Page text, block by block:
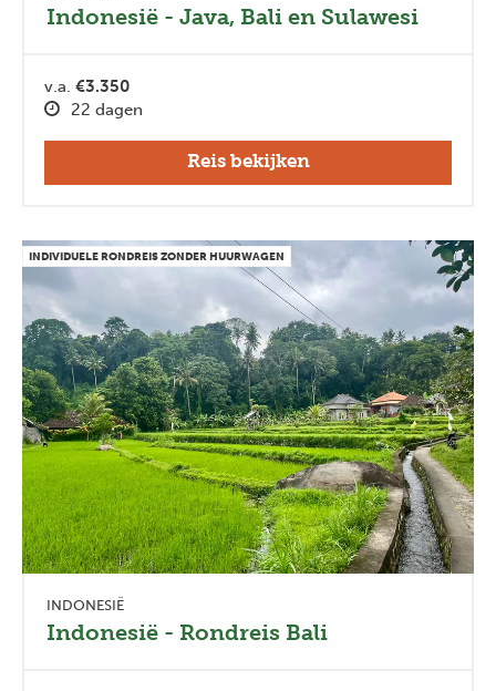
Indonesië - Java, Bali en Sulawesi
v.a. €3.350
22 dagen
Reis bekijken
INDIVIDUELE RONDREIS ZONDER HUURWAGEN
INDONESIË
Indonesië - Rondreis Bali